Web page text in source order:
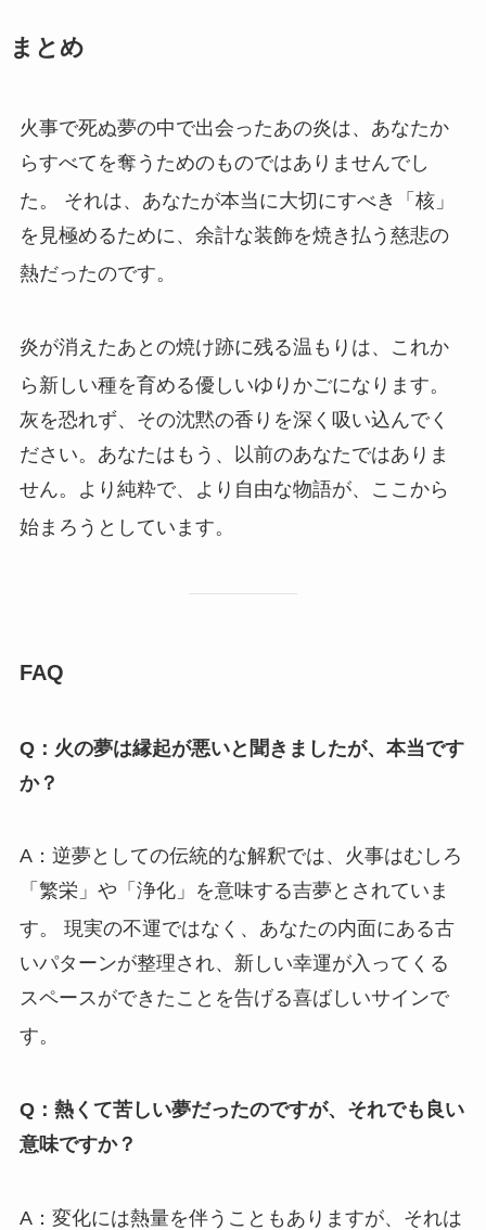
まとめ
火事で死ぬ夢の中で出会ったあの炎は、あなたか
らすべてを奪うためのものではありませんでし
た。
それは、あなたが本当に大切にすべき「核」
を見極めるために、余計な装飾を焼き払う慈悲の
熱だったのです。
炎が消えたあとの焼け跡に残る温もりは、これか
ら新しい種を育める優しいゆりかごになります。
灰を恐れず、その沈黙の香りを深く吸い込んでく
ださい。あなたはもう、以前のあなたではありま
せん。より純粋で、より自由な物語が、ここから
始まろうとしています。
FAQ
Q：火の夢は縁起が悪いと聞きましたが、本当です
か？
A：逆夢としての伝統的な解釈では、火事はむしろ
「繁栄」や「浄化」を意味する吉夢とされていま
す。
現実の不運ではなく、あなたの内面にある古
いパターンが整理され、新しい幸運が入ってくる
スペースができたことを告げる喜ばしいサインで
す。
Q：熱くて苦しい夢だったのですが、それでも良い
意味ですか？
A：変化には熱量を伴うこともありますが、それは